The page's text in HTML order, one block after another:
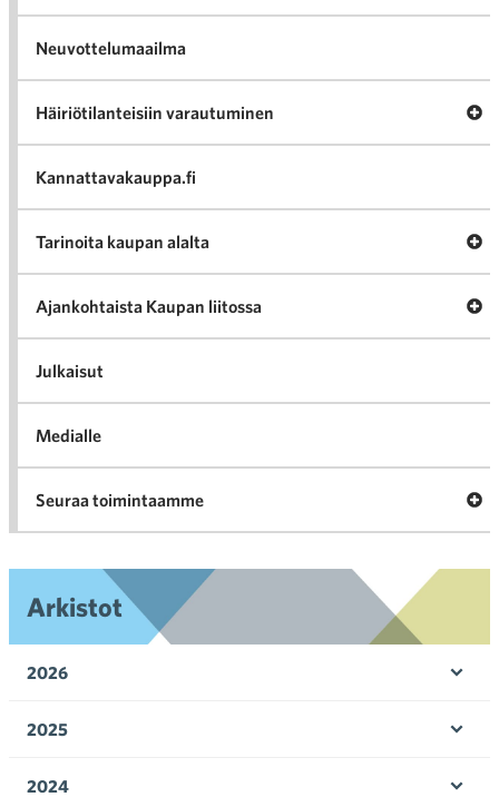
Neuvottelumaailma
Häiriötilanteisiin varautuminen
Kannattavakauppa.fi
Tarinoita kaupan alalta
Ajankohtaista Kaupan liitossa
Julkaisut
Medialle
Seuraa toimintaamme
Arkistot
2026
2025
2024